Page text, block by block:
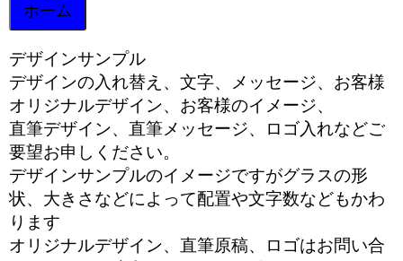
ホーム
デザインサンプル
デザインの入れ替え、文字、メッセージ、お客様
オリジナルデザイン、お客様のイメージ、
直筆デザイン、直筆メッセージ、ロゴ入れなどご
要望お申しください。
デザインサンプルのイメージですがグラスの形
状、大きさなどによって配置や文字数などもかわ
ります
オリジナルデザイン、直筆原稿、ロゴはお問い合